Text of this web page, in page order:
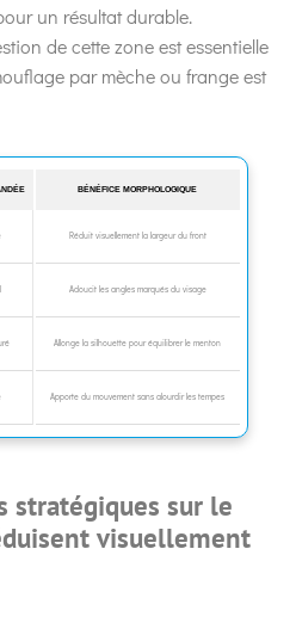
un résultat durable.
de cette zone est essentielle
par mèche ou frange est
BÉNÉFICE MORPHOLOGIQUE
Réduit visuellement la largeur du front
Adoucit les angles marqués du visage
Allonge la silhouette pour équilibrer le menton
Apporte du mouvement sans alourdir les tempes
stratégiques sur le
visuellement